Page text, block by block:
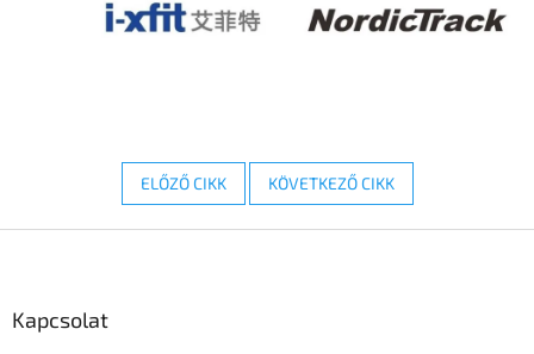
ELŐZŐ CIKK KÖVETKEZŐ CIKK
Kapcsolat